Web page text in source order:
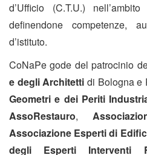
d’Ufficio (C.T.U.)
definendone competenze,
d’istituto.
CoNaPe gode del patrocinio
e degli Architetti di Bologna e
Geometri e dei Periti
AssoRestauro,
Associazione Esperti di
degli Esperti Interventi